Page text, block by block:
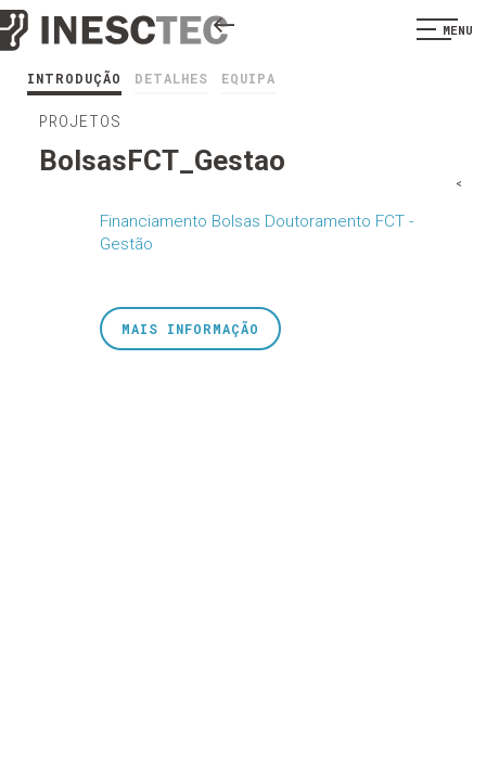
MENU
INTRODUÇÃO DETALHES EQUIPA
PROJETOS
BolsasFCT_Gestao
Financiamento Bolsas Doutoramento FCT -
Gestão
<
MAIS INFORMAÇÃO